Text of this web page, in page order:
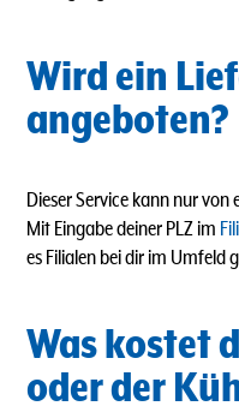
Wird ein
angeboten?
Dieser Service kann nur
Mit Eingabe deiner PLZ im
es Filialen bei dir im Umfeld
Was kostet
oder der